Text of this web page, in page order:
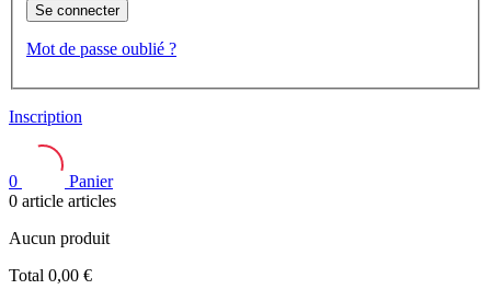
Se connecter
Mot de passe oublié ?
Inscription
0
Panier
0 article articles
Aucun produit
Total 0,00 €